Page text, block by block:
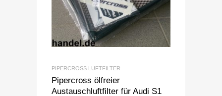
PIPERCROSS LUFTFILTER
Pipercross ölfreier
Austauschluftfilter für Audi S1